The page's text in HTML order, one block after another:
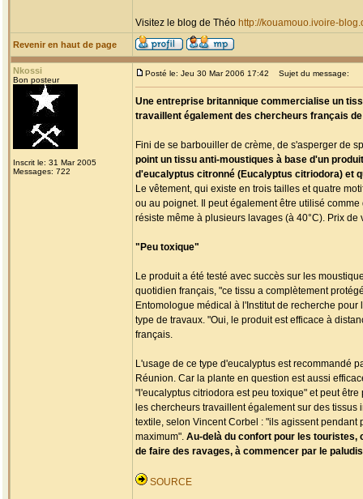
Visitez le blog de Théo http://kouamouo.ivoire-
Revenir en haut de page
Nkossi
Bon posteur
Inscrit le: 31 Mar 2005
Messages: 722
Posté le: Jeu 30 Mar 2006 17:42 Sujet du message:
Une entreprise britannique commercialise un
travaillent également des chercheurs français
Fini de se barbouiller de crème, de s'asperger de
point un tissu anti-moustiques à base d'un
d'eucalyptus citronné (Eucalyptus citriodora) et
Le vêtement, qui existe en trois tailles et quatre
ou au poignet. Il peut également être utilisé
résiste même à plusieurs lavages (à 40°C). Prix
"Peu toxique"
Le produit a été testé avec succès sur les
quotidien français, "ce tissu a complètement
Entomologue médical à l'Institut de recherche
type de travaux. "Oui, le produit est efficace à
français.
L'usage de ce type d'eucalyptus est recommandé
Réunion. Car la plante en question est aussi
"l'eucalyptus citriodora est peu toxique" et peut
les chercheurs travaillent également sur des
textile, selon Vincent Corbel : "ils agissent
maximum". Au-delà du confort pour les touristes,
de faire des ravages, à commencer par le
SOURCE